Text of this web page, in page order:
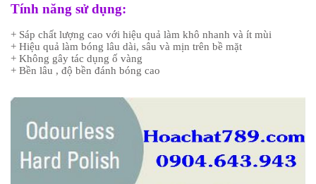
Tính năng sử dụng:
+ Sáp chất lượng cao với hiệu quả làm khô nhanh và ít mùi
+ Hiệu quả làm bóng lâu dài, sâu và mịn trên bề mặt
+ Không gây tác dụng ố vàng
+ Bền lâu , độ bền đánh bóng cao